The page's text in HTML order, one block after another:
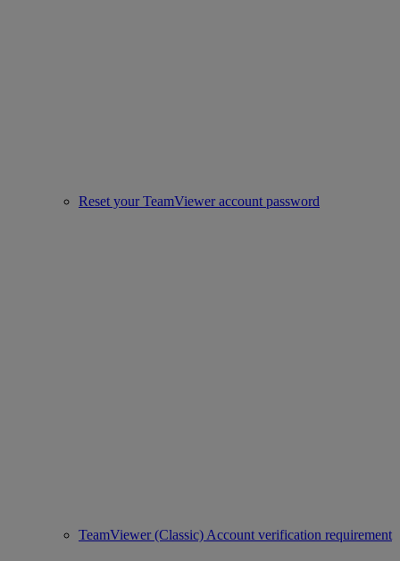
Reset your TeamViewer account password
TeamViewer (Classic) Account verification requirement